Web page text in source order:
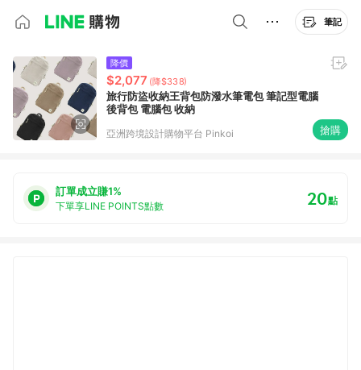
筆記
降價
$2,077 (降$338)
旅行防盜收納王背包防潑水筆電包 筆記型電腦
後背包 電腦包 收納
亞洲跨境設計購物平台 Pinkoi 搶購
訂單成立賺1%
下單享LINE POINTS點數 20點